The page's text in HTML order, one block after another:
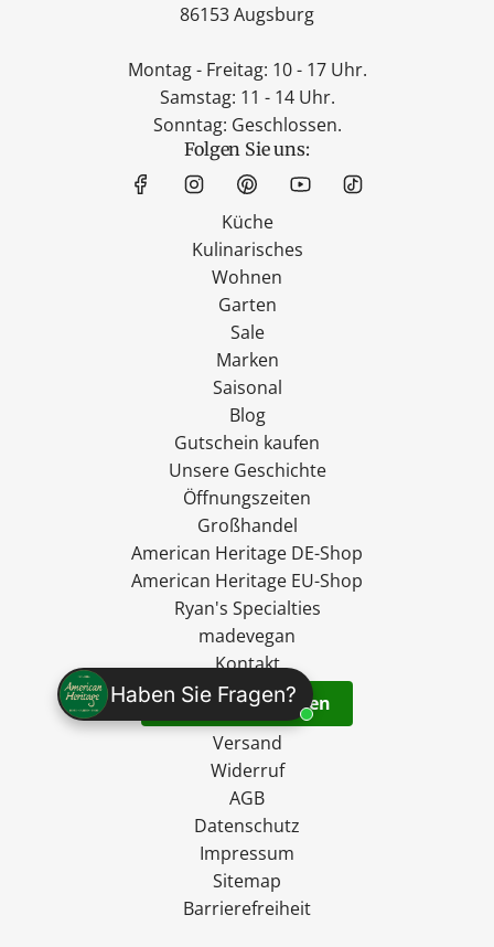
Haben Sie Fragen?
86153 Augsburg
Montag - Freitag: 10 - 17 Uhr.
Samstag: 11 - 14 Uhr.
Sonntag: Geschlossen.
Folgen Sie uns:
Küche
Kulinarisches
Wohnen
Garten
Sale
Marken
Saisonal
Blog
Gutschein kaufen
Unsere Geschichte
Öffnungszeiten
Großhandel
American Heritage DE-Shop
American Heritage EU-Shop
Ryan's Specialties
madevegan
Kontakt
Vertrag widerrufen
Versand
Widerruf
AGB
Datenschutz
Impressum
Sitemap
Barrierefreiheit